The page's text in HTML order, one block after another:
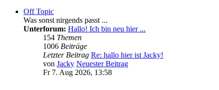
Off Topic
Was sonst nirgends passt ...
Unterforum: Hallo! Ich bin neu hier ...
154 Themen
1006 Beiträge
Letzter Beitrag Re: hallo hier ist Jacky!
von Jacky Neuester Beitrag
Fr 7. Aug 2026, 13:58